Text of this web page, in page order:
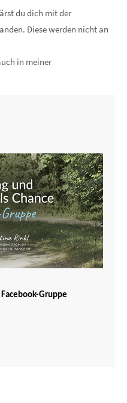
du dich mit der
Diese werden nicht an
in meiner
Gruppe